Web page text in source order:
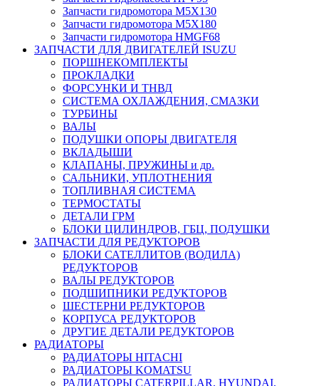
Запчасти гидромотора M5X130
Запчасти гидромотора M5X180
Запчасти гидромотора HMGF68
ЗАПЧАСТИ ДЛЯ ДВИГАТЕЛЕЙ ISUZU
ПОРШНЕКОМПЛЕКТЫ
ПРОКЛАДКИ
ФОРСУНКИ И ТНВД
СИСТЕМА ОХЛАЖДЕНИЯ, СМАЗКИ
ТУРБИНЫ
ВАЛЫ
ПОДУШКИ ОПОРЫ ДВИГАТЕЛЯ
ВКЛАДЫШИ
КЛАПАНЫ, ПРУЖИНЫ и др.
САЛЬНИКИ, УПЛОТНЕНИЯ
ТОПЛИВНАЯ СИСТЕМА
ТЕРМОСТАТЫ
ДЕТАЛИ ГРМ
БЛОКИ ЦИЛИНДРОВ, ГБЦ, ПОДУШКИ
ЗАПЧАСТИ ДЛЯ РЕДУКТОРОВ
БЛОКИ САТЕЛЛИТОВ (ВОДИЛА)
РЕДУКТОРОВ
ВАЛЫ РЕДУКТОРОВ
ПОДШИПНИКИ РЕДУКТОРОВ
ШЕСТЕРНИ РЕДУКТОРОВ
КОРПУСА РЕДУКТОРОВ
ДРУГИЕ ДЕТАЛИ РЕДУКТОРОВ
РАДИАТОРЫ
РАДИАТОРЫ HITACHI
РАДИАТОРЫ KOMATSU
РАДИАТОРЫ CATERPILLAR, HYUNDAI,